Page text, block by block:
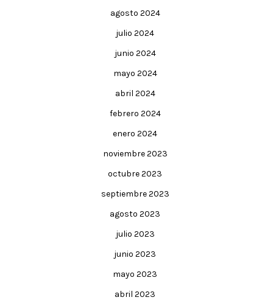
agosto 2024
julio 2024
junio 2024
mayo 2024
abril 2024
febrero 2024
enero 2024
noviembre 2023
octubre 2023
septiembre 2023
agosto 2023
julio 2023
junio 2023
mayo 2023
abril 2023